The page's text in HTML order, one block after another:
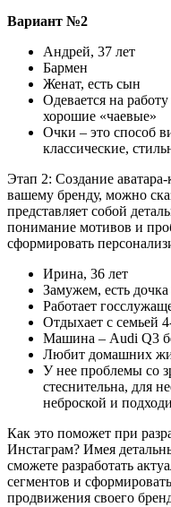
Вариант №2
Андрей, 37 лет
Бармен
Женат, есть сын
Одевается на
хорошие «чаевые»
Очки – это способ
классические,
Этап 2: Создание
вашему бренду, можно
представляет собой
понимание мотивов и
сформировать
Ирина, 36 лет
Замужем, есть дочка
Работает
Отдыхает с семьей
Машина – Audi Q3
Любит домашних
У нее проблемы со
стеснительна, для
неброской и
Как это поможет при
Инстаграм? Имея
сможете разработать
сегментов и
продвижения своего